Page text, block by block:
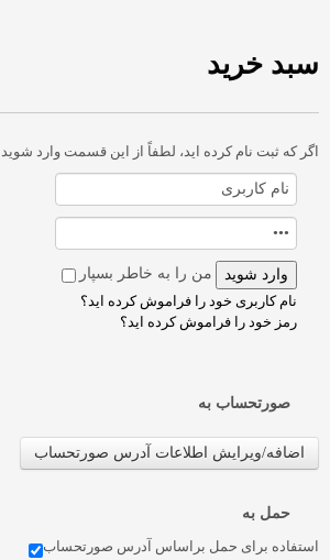
سبد خرید
اگر که ثبت نام کرده اید، لطفاً از این قسمت وارد شوید
من را به خاطر بسپار
نام کاربری خود را فراموش کرده اید؟
رمز خود را فراموش کرده اید؟
صورتحساب به
اضافه/ویرایش اطلاعات آدرس صورتحساب
حمل به
استفاده برای حمل براساس آدرس صورتحساب